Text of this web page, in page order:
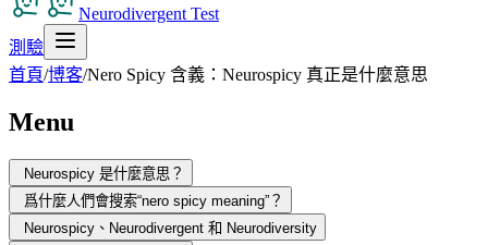
Neurodivergent Test
測驗
首頁/博客/Nero Spicy 含義：Neurospicy 真正是什麼意思
Menu
Neurospicy 是什麼意思？
爲什麼人們會搜索“nero spicy meaning”？
Neurospicy、Neurodivergent 和 Neurodiversity